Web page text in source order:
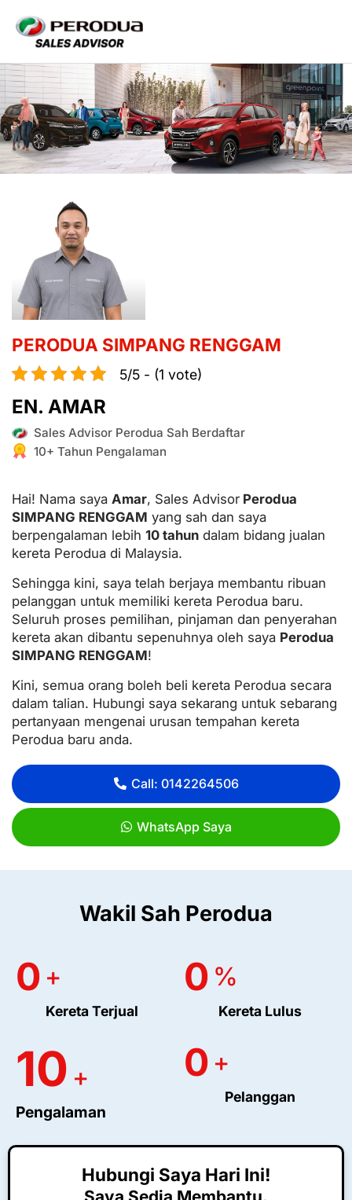
PERODUA SIMPANG RENGGAM
5/5 - (1 vote)
EN. AMAR
Sales Advisor Perodua Sah Berdaftar
10+ Tahun Pengalaman
Hai! Nama saya Amar, Sales Advisor Perodua
SIMPANG RENGGAM yang sah dan saya
berpengalaman lebih 10 tahun dalam bidang jualan
kereta Perodua di Malaysia.
Sehingga kini, saya telah berjaya membantu ribuan
pelanggan untuk memiliki kereta Perodua baru.
Seluruh proses pemilihan, pinjaman dan penyerahan
kereta akan dibantu sepenuhnya oleh saya Perodua
SIMPANG RENGGAM!
Kini, semua orang boleh beli kereta Perodua secara
dalam talian. Hubungi saya sekarang untuk sebarang
pertanyaan mengenai urusan tempahan kereta
Perodua baru anda.
Call: 0142264506
WhatsApp Saya
Wakil Sah Perodua
Kereta Terjual
0 +
Kereta Lulus
0 %
10 +
Pengalaman
Pelanggan
0 +
Hubungi Saya Hari Ini!
Saya Sedia Membantu.